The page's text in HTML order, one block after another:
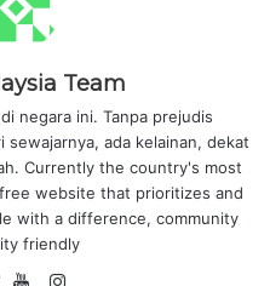
Team
negara ini. Tanpa prejudis
sewajarnya, ada kelainan, dekat
Currently the country's most
website that prioritizes and
with a difference, community
friendly